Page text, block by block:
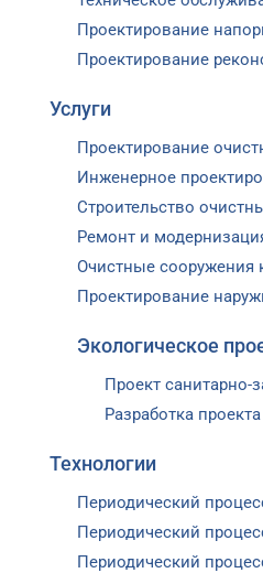
Услуги
Проектирование
Строительство
Ремонт и
Проектирование
Экологическое
Проект
Технологии